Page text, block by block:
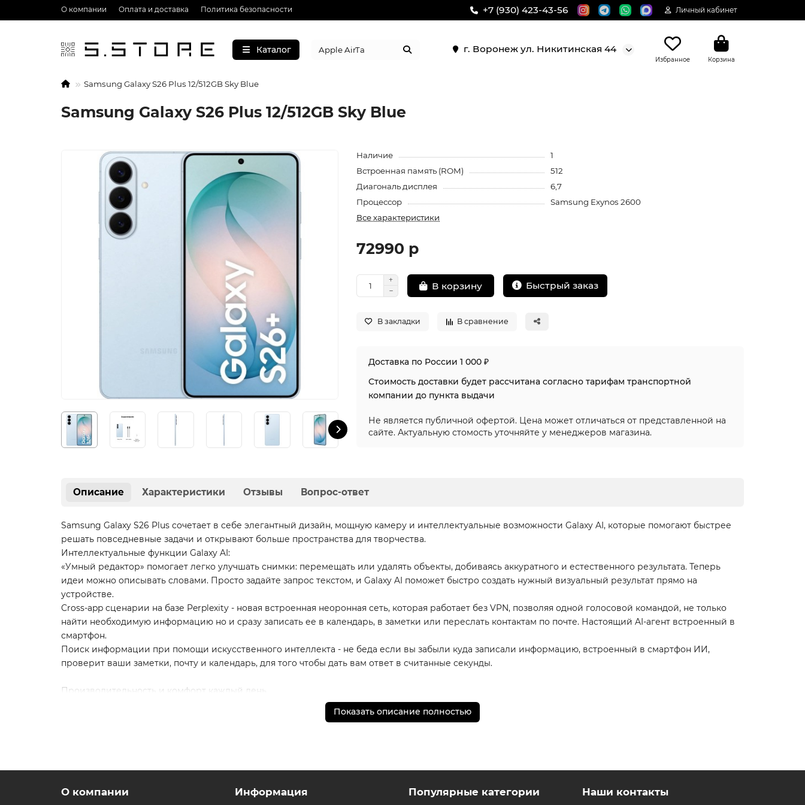
О компании Оплата и доставка Политика безопасности +7 (930) 423-43-56 Личный кабинет
Каталог г. Воронеж ул. Никитинская 44
Избранное Корзина
Samsung Galaxy S26 Plus 12/512GB Sky Blue
Samsung Galaxy S26 Plus 12/512GB Sky Blue
Наличие
1
Встроенная память (ROM)
512
Диагональ дисплея
6,7
Процессор
Samsung Exynos 2600
Все характеристики
72990 р
В корзину Быстрый заказ
В закладки В сравнение
Доставка по России 1 000 ₽
Стоимость доставки будет рассчитана согласно тарифам транспортной
компании до пункта выдачи
Не является публичной офертой. Цена может отличаться от представленной на
сайте. Актуальную стомость уточняйте у менеджеров магазина.
Описание Характеристики Отзывы Вопрос-ответ
Samsung Galaxy S26 Plus сочетает в себе элегантный дизайн, мощную камеру и интеллектуальные возможности Galaxy AI, которые помогают быстрее
решать повседневные задачи и открывают больше пространства для творчества.
Интеллектуальные функции Galaxy AI:
«Умный редактор» помогает легко улучшать снимки: перемещать или удалять объекты, добиваясь аккуратного и естественного результата. Теперь
идеи можно описывать словами. Просто задайте запрос текстом, и Galaxy AI поможет быстро создать нужный визуальный результат прямо на
устройстве.
Cross-app сценарии на базе Perplexity - новая встроенная неоронная сеть, которая работает без VPN, позволяя одной голосовой командой, не только
найти необходимую информацию но и сразу записать ее в календарь, в заметки или переслать контактам по почте. Настоящий AI-агент встроенный в
смартфон.
Поиск информации при помощи искусственного интеллекта - не беда если вы забыли куда записали информацию, встроенный в смартфон ИИ,
проверит ваши заметки, почту и календарь, для того чтобы дать вам ответ в считанные секунды.
Производительность и комфорт каждый день
Мощный процессор серии Snapdragon обеспечивает высокую скорость работы, плавность интерфейса и стабильную работу функций Galaxy AI.
Экран 6,3" Dynamic AMOLED 2X с адаптивной частотой обновления до 120 Гц - яркое, плавное и комфортное изображение для просмотра, игр и работы.
Samsung Galaxy S26 Plus - это стильный смартфон с интеллектуальными возможностями, созданный для тех, кто хочет больше удобства, скорости и
творчества каждый день.
Показать описание полностью
О компании Информация Популярные категории Наши контакты